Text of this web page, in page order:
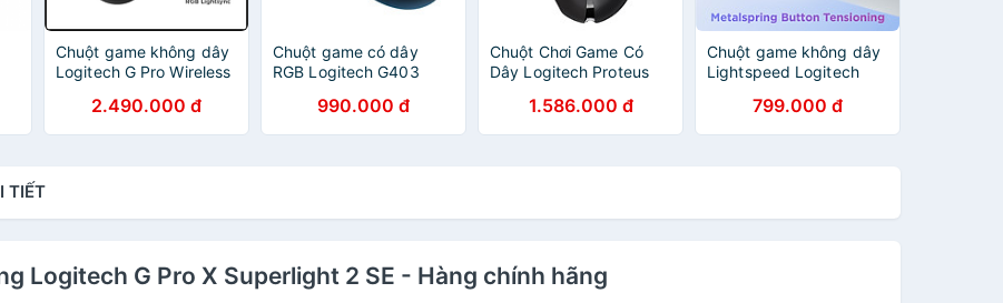
Chuột game không dây
Logitech G Pro Wireless
Esport, nhẹ, cảm biến
Hero 25k, RGB
2.490.000 đ
Chuột game có dây
RGB Logitech G403
990.000 đ
Chuột Chơi Game Có
Dây Logitech Proteus
12000DPI RGB 11 Phím
- Hàng Chính Hãng
1.586.000 đ
Chuột game không dây
Lightspeed Logitech
12k DPI, nhẹ, 6 nút lập
trình, on-board memory,
799.000 đ
TIẾT
Logitech G Pro X Superlight 2 SE - Hàng chính hãng